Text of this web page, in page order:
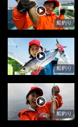
船釣り
船釣り
船釣り